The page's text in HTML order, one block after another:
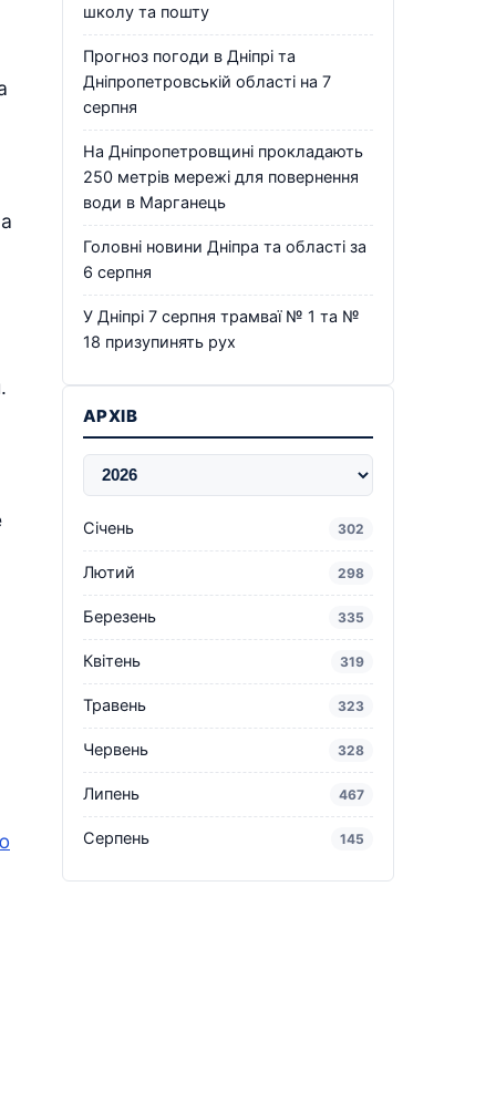
школу та пошту
Прогноз погоди в Дніпрі та
Дніпропетровській області на 7
серпня
На Дніпропетровщині прокладають
250 метрів мережі для повернення
води в Марганець
Головні новини Дніпра та області за
6 серпня
У Дніпрі 7 серпня трамваї № 1 та №
18 призупинять рух
АРХІВ
Січень 302
Лютий 298
Березень 335
Квітень 319
Травень 323
Червень 328
Липень 467
Серпень 145